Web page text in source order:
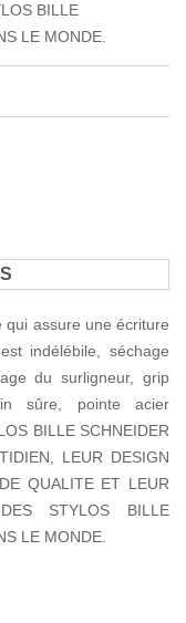
BILLE
LE MONDE.
qui assure une écriture
indélébile, séchage
du surligneur, grip
sûre, pointe acier
BILLE SCHNEIDER
LEUR DESIGN
QUALITE ET LEUR
STYLOS BILLE
LE MONDE.